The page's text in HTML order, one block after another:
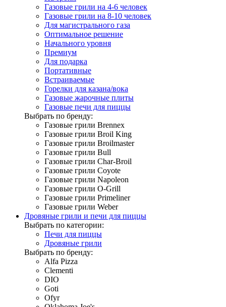
Газовые грили на 4-6 человек
Газовые грили на 8-10 человек
Для магистрального газа
Оптимальное решение
Начального уровня
Премиум
Для подарка
Портативные
Встраиваемые
Горелки для казана/вока
Газовые жарочные плиты
Газовые печи для пиццы
Выбрать по бренду:
Газовые грили Brennex
Газовые грили Broil King
Газовые грили Broilmaster
Газовые грили Bull
Газовые грили Char-Broil
Газовые грили Coyote
Газовые грили Napoleon
Газовые грили O-Grill
Газовые грили Primeliner
Газовые грили Weber
Дровяные грили и печи для пиццы
Выбрать по категории:
Печи для пиццы
Дровяные грили
Выбрать по бренду:
Alfa Pizza
Clementi
DIO
Goti
Ofyr